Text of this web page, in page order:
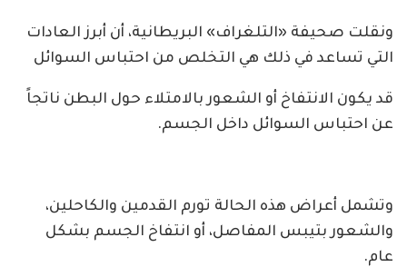
ونقلت صحيفة «التلغراف» البريطانية، أن أبرز العادات
التي تساعد في ذلك هي التخلص من احتباس السوائل
قد يكون الانتفاخ أو الشعور بالامتلاء حول البطن ناتجاً
عن احتباس السوائل داخل الجسم.
وتشمل أعراض هذه الحالة تورم القدمين والكاحلين،
والشعور بتيبس المفاصل، أو انتفاخ الجسم بشكل
عام.